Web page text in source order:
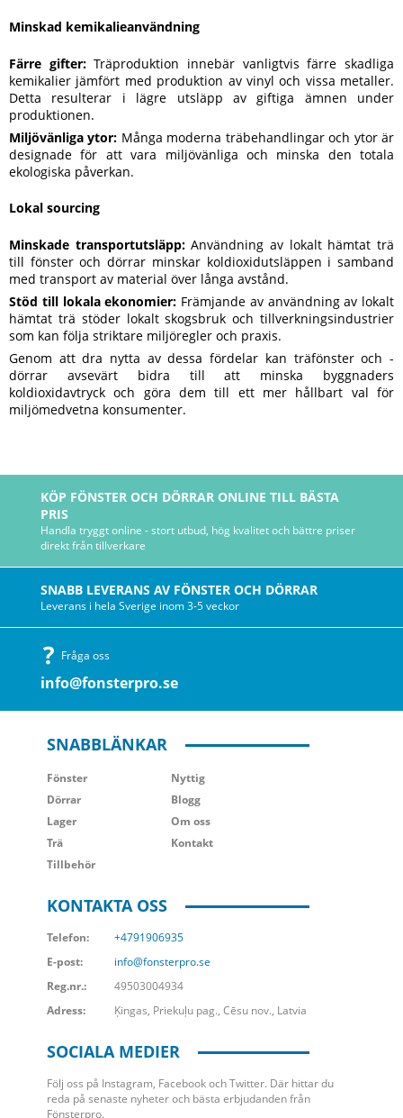
Minskad kemikalieanvändning
Färre gifter:Träproduktion innebär vanligtvis färre skadliga
kemikalier jämfört med produktion av vinyl och vissa metaller.
Detta resulterar i lägre utsläpp av giftiga ämnen under
produktionen.
Miljövänliga ytor: Många moderna träbehandlingar och ytor är
designade för att vara miljövänliga och minska den totala
ekologiska påverkan.
Lokal sourcing
Minskade transportutsläpp:Användning av lokalt hämtat trä
till fönster och dörrar minskar koldioxidutsläppen i samband
med transport av material över långa avstånd.
Stöd till lokala ekonomier: Främjande av användning av lokalt
hämtat trä stöder lokalt skogsbruk och tillverkningsindustrier
som kan följa striktare miljöregler och praxis.
Genom att dra nytta av dessa fördelar kan träfönster och -
dörrar avsevärt bidra till att minska byggnaders
koldioxidavtryck och göra dem till ett mer hållbart val för
miljömedvetna konsumenter.
KÖP FÖNSTER OCH DÖRRAR ONLINE TILL BÄSTA
PRIS
Handla tryggt online - stort utbud, hög kvalitet och bättre priser
direkt från tillverkare
SNABB LEVERANS AV FÖNSTER OCH DÖRRAR
Leverans i hela Sverige inom 3-5 veckor
Fråga oss
info@fonsterpro.se
SNABBLÄNKAR
Fönster
Dörrar
Lager
Trä
Tillbehör
Nyttig
Blogg
Om oss
Kontakt
KONTAKTA OSS
Telefon:
+4791906935
E-post:
info@fonsterpro.se
Reg.nr.:
49503004934
Adress:
Ķingas, Priekuļu pag., Cēsu nov., Latvia
SOCIALA MEDIER
Följ oss på Instagram, Facebook och Twitter. Där hittar du
reda på senaste nyheter och bästa erbjudanden från
Fönsterpro.